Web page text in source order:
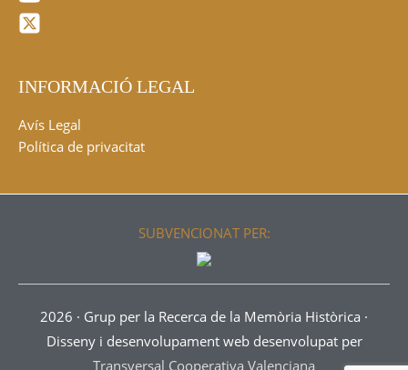
INFORMACIÓ LEGAL
Avís Legal
Política de privacitat
SUBVENCIONAT PER:
2026 · Grup per la Recerca de la Memòria Històrica ·
Disseny i desenvolupament web desenvolupat per
Transversal Cooperativa Valenciana